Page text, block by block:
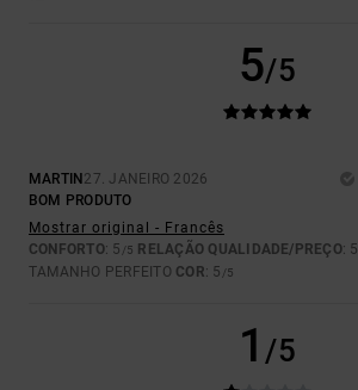
5/5
MARTIN 27. JANEIRO 2026
BOM PRODUTO
Mostrar original - Francês
CONFORTO: 5 /5 RELAÇÃO QUALIDADE/PREÇO: 5
TAMANHO PERFEITO COR: 5 /5
1/5